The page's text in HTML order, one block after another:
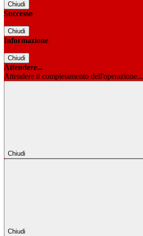
Chiudi
Successo
Chiudi
Informazione
Chiudi
Attendere...
Attendere il completamento dell'operazione...
Chiudi
Chiudi